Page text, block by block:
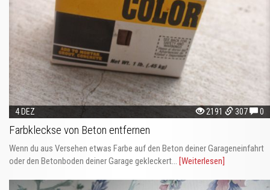
4 DEZ 2191 307 0
Farbkleckse von Beton entfernen
Wenn du aus Versehen etwas Farbe auf den Beton deiner Garageneinfahrt
oder den Betonboden deiner Garage gekleckert... [Weiterlesen]